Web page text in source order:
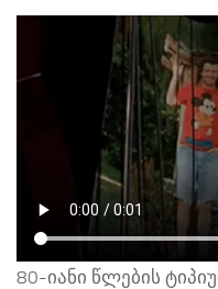
80-იანი წლების